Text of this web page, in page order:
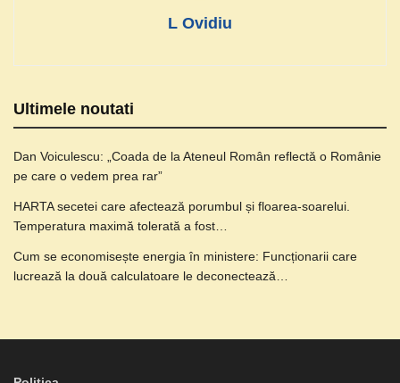
L Ovidiu
Ultimele noutati
Dan Voiculescu: „Coada de la Ateneul Român reflectă o Românie
pe care o vedem prea rar”
HARTA secetei care afectează porumbul și floarea-soarelui.
Temperatura maximă tolerată a fost…
Cum se economisește energia în ministere: Funcționarii care
lucrează la două calculatoare le deconectează…